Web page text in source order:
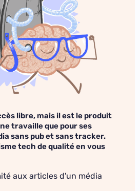
libre, mais il est le produit
travaille que pour ses
sans pub et sans tracker.
tech de qualité en vous
aux articles d'un média